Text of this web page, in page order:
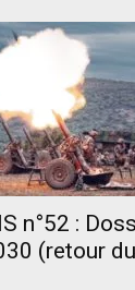
n°52 :
(retour